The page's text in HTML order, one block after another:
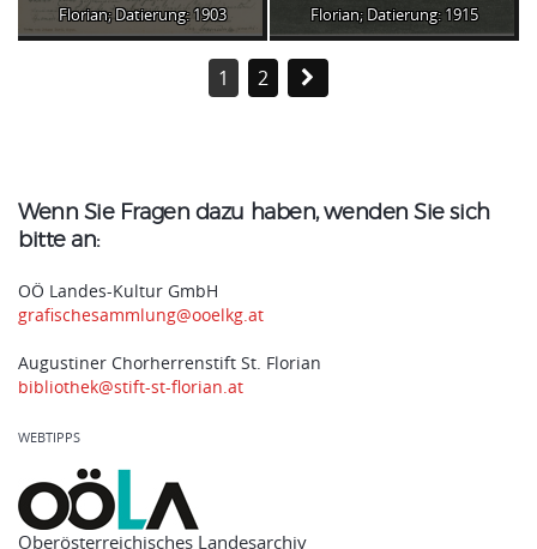
Florian; Datierung: 1903
Florian; Datierung: 1915
1 2
Wenn Sie Fragen dazu haben, wenden Sie sich
bitte an:
OÖ Landes-Kultur GmbH
grafischesammlung@ooelkg.at
Augustiner Chorherrenstift St. Florian
bibliothek@stift-st-florian.at
WEBTIPPS
Oberösterreichisches Landesarchiv